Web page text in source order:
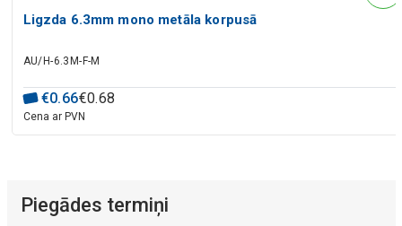
Ligzda 6.3mm mono metāla korpusā
AU/H-6.3M-F-M
€0.66€0.68
Cena ar PVN
Piegādes termiņi